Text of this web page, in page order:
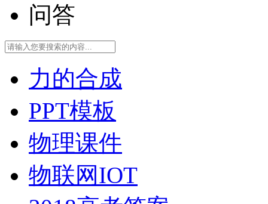
问答
力的合成
PPT模板
物理课件
物联网IOT